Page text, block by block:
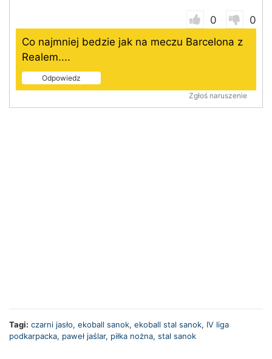
0
0
Co najmniej bedzie jak na meczu Barcelona z
Realem....
Odpowiedz
Zgłoś naruszenie
Tagi: czarni jasło, ekoball sanok, ekoball stal sanok, IV liga
podkarpacka, paweł jaślar, piłka nożna, stal sanok